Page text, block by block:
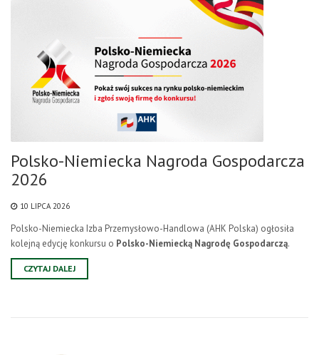
Polsko-Niemiecka Nagroda Gospodarcza
2026
10 LIPCA 2026
Polsko-Niemiecka Izba Przemysłowo-Handlowa (AHK Polska) ogłosiła
kolejną edycję konkursu o Polsko-Niemiecką Nagrodę Gospodarczą.
CZYTAJ DALEJ